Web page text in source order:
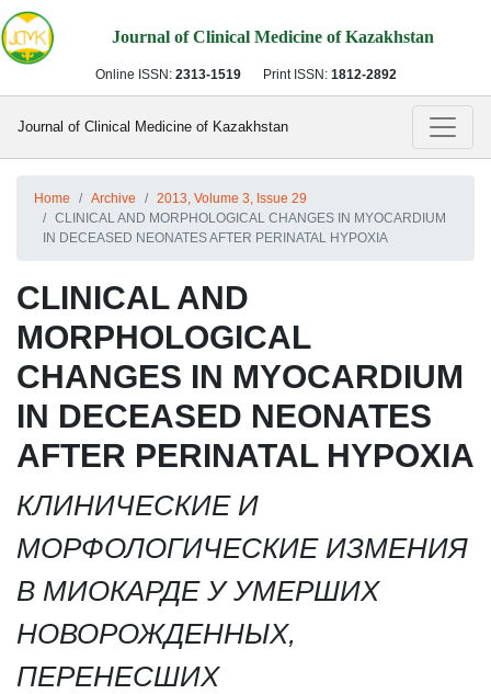
Journal of Clinical Medicine of Kazakhstan
Online ISSN: 2313-1519 Print ISSN: 1812-2892
Journal of Clinical Medicine of Kazakhstan
Home Archive
2013, Volume 3, Issue 29
CLINICAL AND MORPHOLOGICAL CHANGES IN MYOCARDIUM
IN DECEASED NEONATES AFTER PERINATAL HYPOXIA
CLINICAL AND
MORPHOLOGICAL
CHANGES IN MYOCARDIUM
IN DECEASED NEONATES
AFTER PERINATAL HYPOXIA
КЛИНИЧЕСКИЕ И
МОРФОЛОГИЧЕСКИЕ ИЗМЕНИЯ
В МИОКАРДЕ У УМЕРШИХ
НОВОРОЖДЕННЫХ,
ПЕРЕНЕСШИХ